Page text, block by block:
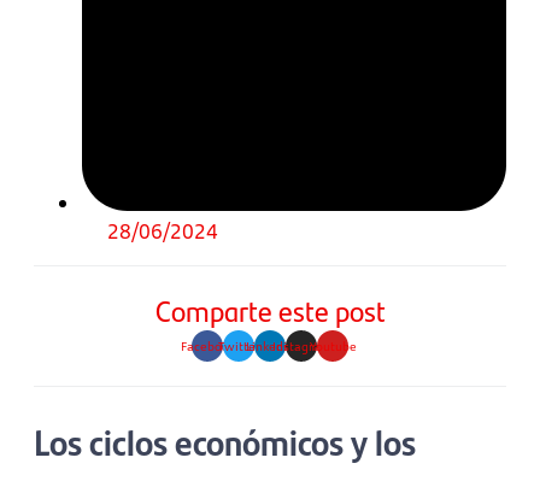
28/06/2024
Comparte este post
FacebookTwitterLinkedinInstagramYoutube
Los ciclos económicos y los